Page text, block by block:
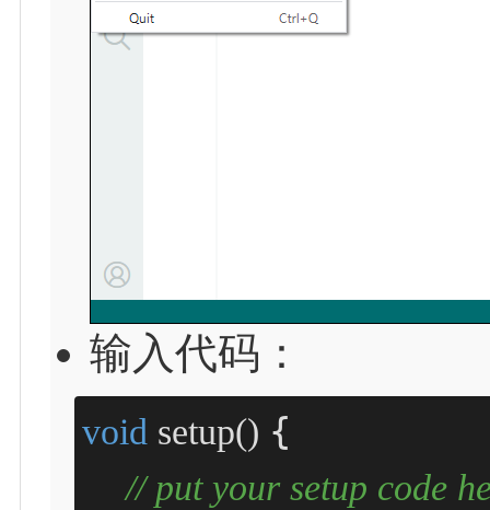
输入代码：
void setup() {
// put your setup code